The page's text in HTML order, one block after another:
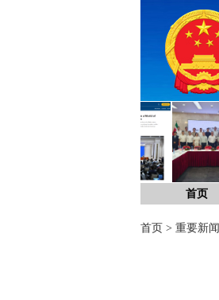
首页
首页 > 重要新闻